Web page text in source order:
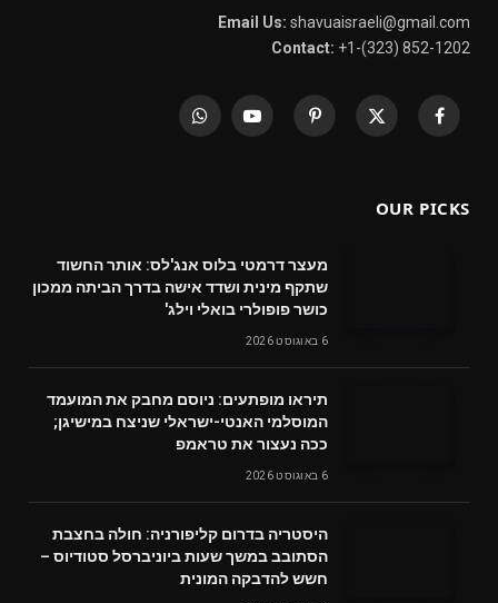
Email Us: shavuaisraeli@gmail.com
Contact: +1-(323) 852-1202
Facebook
X
Pinterest
YouTube
WhatsApp
OUR PICKS
מעצר דרמטי בלוס אנג'לס: אותר החשוד
שתקף מינית ושדד אישה בדרך הביתה ממכון
כושר פופולרי בואלי וילג'
6 באוגוסט 2026
תיראו מופתעים: ניוסם מחבק את המועמד
המוסלמי האנטי-ישראלי שניצח במישיגן;
ככה נעצור את טראמפ
6 באוגוסט 2026
היסטריה בדרום קליפורניה: חולה בחצבת
הסתובב במשך שעות ביוניברסל סטודיוס –
חשש להדבקה המונית